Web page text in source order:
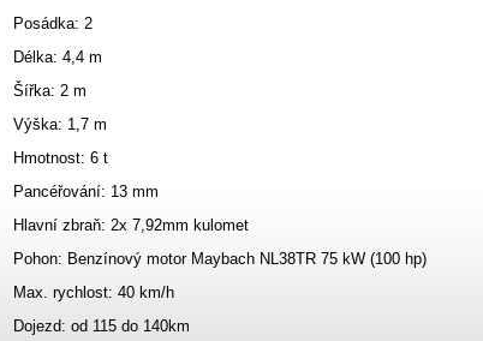
Posádka: 2
Délka: 4,4 m
Šířka: 2 m
Výška: 1,7 m
Hmotnost: 6 t
Pancéřování: 13 mm
Hlavní zbraň: 2x 7,92mm kulomet
Pohon: Benzínový motor Maybach NL38TR 75 kW (100 hp)
Max. rychlost: 40 km/h
Dojezd: od 115 do 140km